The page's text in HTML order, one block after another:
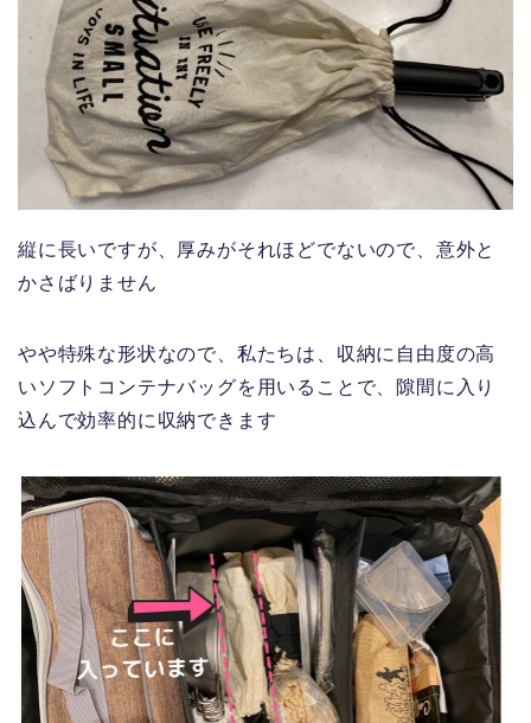
縦に長いですが、厚みがそれほどでないので、意外と
かさばりません
やや特殊な形状なので、私たちは、収納に自由度の高
いソフトコンテナバッグを用いることで、隙間に入り
込んで効率的に収納できます